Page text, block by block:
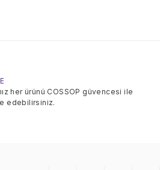
her ürünü COSSOP güvencesi ile
edebilirsiniz.